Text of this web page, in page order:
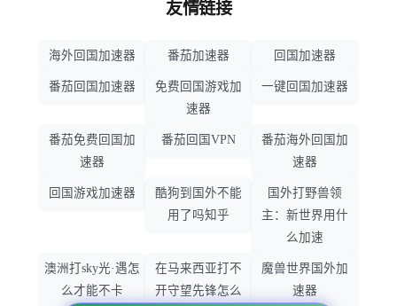
友情链接
海外回国加速器 番茄加速器 回国加速器
番茄回国加速器
免费回国游戏加
速器
一键回国加速器
番茄免费回国加
速器
番茄回国VPN
番茄海外回国加
速器
回国游戏加速器
酷狗到国外不能
用了吗知乎
国外打野兽领
主：新世界用什
么加速
澳洲打sky光·遇怎
么才能不卡
在马来西亚打不
开守望先锋怎么
魔兽世界国外加
速器